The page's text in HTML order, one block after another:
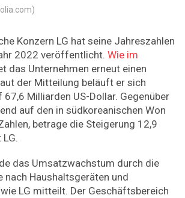
Konzern LG hat seine Jahreszahlen
2022 veröffentlicht. Wie im
das Unternehmen erneut einen
der Mitteilung beläuft er sich
Milliarden US-Dollar. Gegenüber
auf den in südkoreanischen Won
betrage die Steigerung 12,9
das Umsatzwachstum durch die
nach Haushaltsgeräten und
LG mitteilt. Der Geschäftsbereich